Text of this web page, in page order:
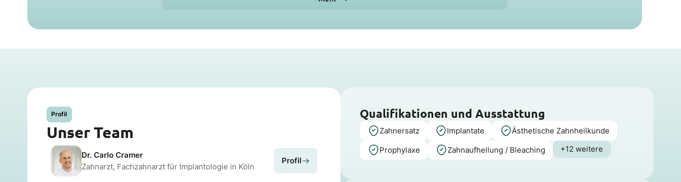
Profil
Unser Team
Dr. Carlo Cramer
Zahnarzt, Fachzahnarzt für Implantologie in Köln
Profil
Qualifikationen und Ausstattung
Zahnersatz Implantate Ästhetische Zahnheilkunde
Prophylaxe Zahnaufhellung / Bleaching +12 weitere